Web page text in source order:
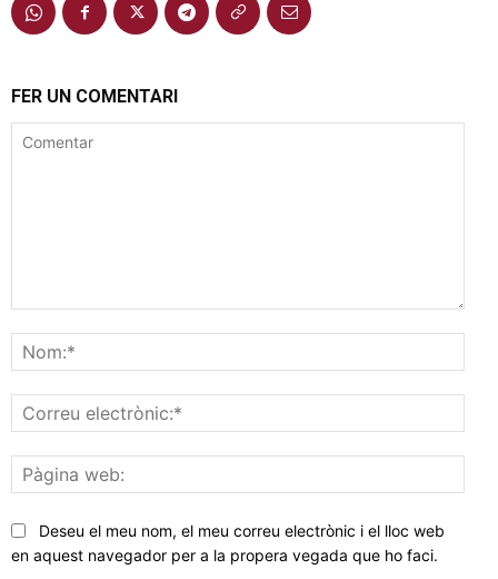
FER UN COMENTARI
web:
Deseu el meu nom, el meu correu electrònic i el lloc web
en aquest navegador per a la propera vegada que ho faci.